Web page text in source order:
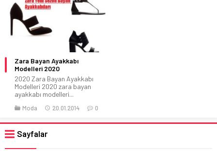
Zara Bayan Ayakkabı
Modelleri 2020
2020 Zara Bayan Ayakkabı
Modelleri 2020 zara bayan
ayakkabı modelleri...
Moda 20.01.2014 0
Sayfalar